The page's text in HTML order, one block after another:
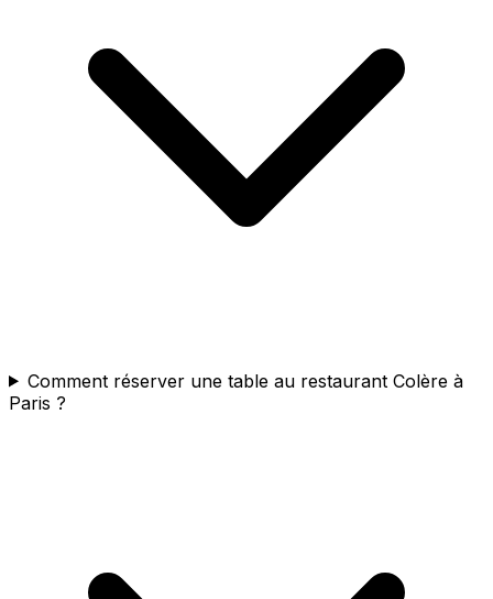
Comment réserver une table au restaurant Colère à
Paris ?